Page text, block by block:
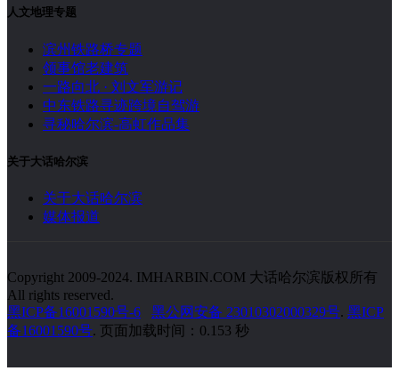
人文地理专题
滨州铁路桥专题
领事馆老建筑
一路向北 · 刘文军游记
中东铁路寻迹跨境自驾游
寻秘哈尔滨-高虹作品集
关于大话哈尔滨
关于大话哈尔滨
媒体报道
Copyright 2009-2024. IMHARBIN.COM 大话哈尔滨版权所有
All rights reserved.
黑ICP备16001590号-6
黑公网安备 23010302000329号. 黑ICP
备16001590号. 页面加载时间：0.153 秒